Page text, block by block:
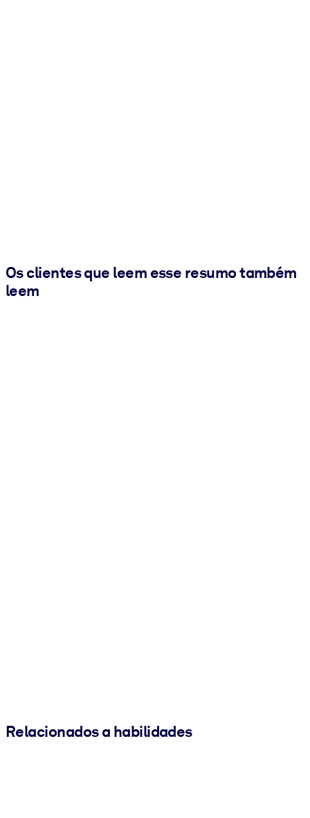
Os clientes que leem esse resumo também
leem
Relacionados a habilidades